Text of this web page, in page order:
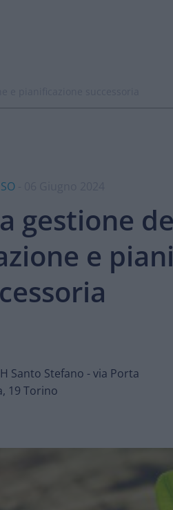
- 06 Giugno 2024
gestione
e
Santo Stefano - via Porta
19 Torino